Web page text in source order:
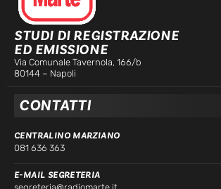
STUDI DI REGISTRAZIONE
ED EMISSIONE
Via Comunale Tavernola, 166/b
80144 – Napoli
CONTATTI
CENTRALINO MARZIANO
081 636 363
E-MAIL SEGRETERIA